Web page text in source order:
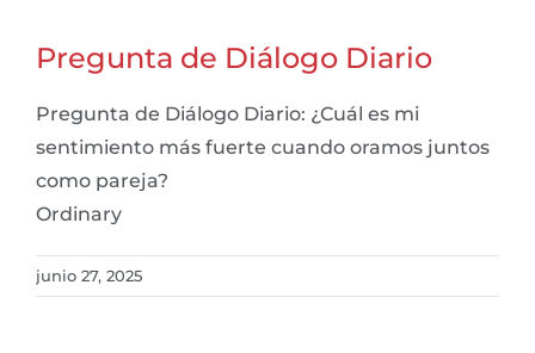
Pregunta de Diálogo Diario
Pregunta de Diálogo Diario: ¿Cuál es mi
sentimiento más fuerte cuando oramos juntos
como pareja?
Ordinary
junio 27, 2025